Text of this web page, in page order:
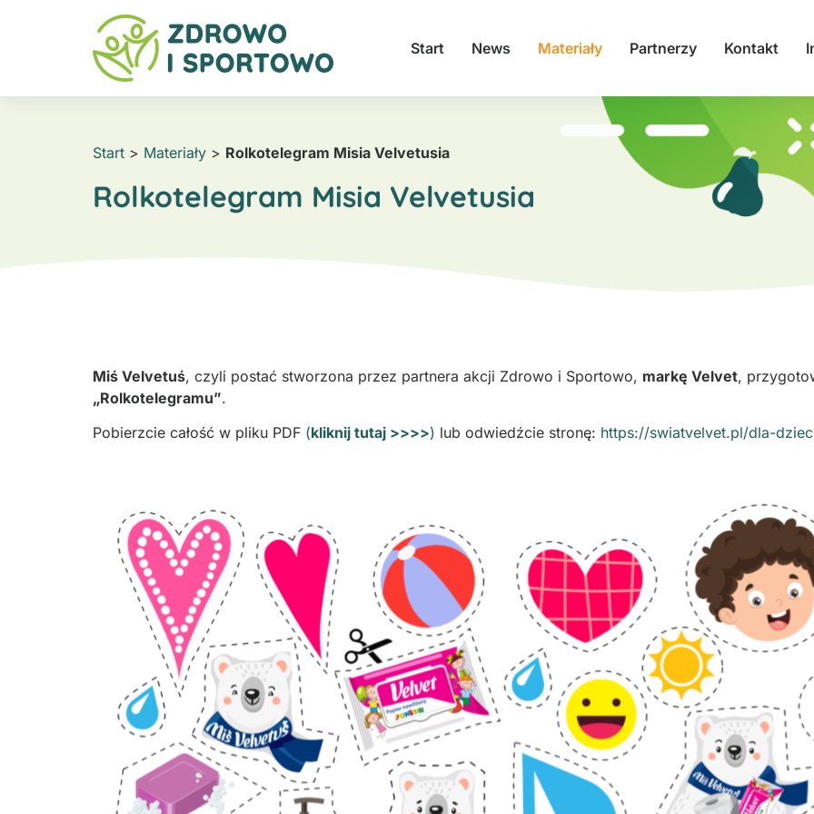
Start News Materiały Partnerzy Kontakt
Start > Materiały > Rolkotelegram Misia Velvetusia
Rolkotelegram Misia Velvetusia
Miś Velvetuś, czyli postać stworzona przez partnera akcji Zdrowo i Sportowo, markę Velvet,
„Rolkotelegramu”.
Pobierzcie całość w pliku PDF (kliknij tutaj >>>>) lub odwiedźcie stronę: https://swiatvelvet.pl/dla-